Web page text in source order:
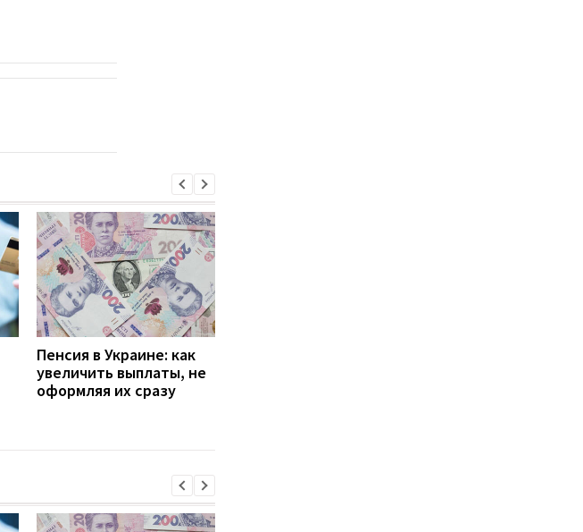
Пенсия в Украине: как
увеличить выплаты, не
оформляя их сразу